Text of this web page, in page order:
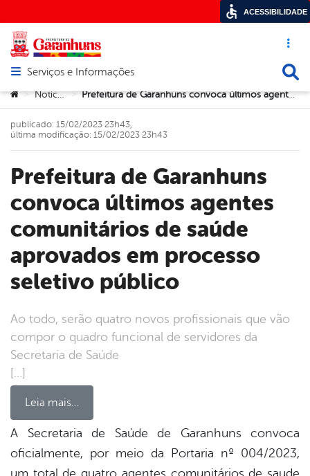
Acesso
Abrir menu principal de navegação
Serviços e Informações
Você está aqui:
> Notícias > Prefeitura de Garanhuns convoca últimos agentes comunitários de saúde aprovados em processo seletivo público
Prefeitura de Garanhuns
convoca últimos agentes
comunitários de saúde
aprovados em processo
seletivo público
Ao todo, serão quatro novos profissionais que vão
compor o quadro funcional de servidores da
Secretaria de Saúde
[…]
Leia mais…
publicado: 15/02/2023 23h43,
última modificação: 15/02/2023 23h43
A Secretaria de Saúde de Garanhuns convoca
oficialmente, por meio da Portaria nº 004/2023,
ACESSIBILIDADE